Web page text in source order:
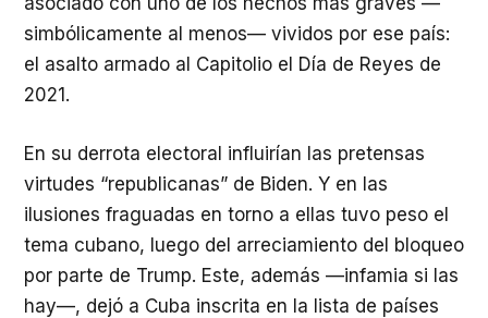
simbólicamente al menos— vividos por ese país:
el asalto armado al Capitolio el Día de Reyes de
2021.
En su derrota electoral influirían las pretensas
virtudes “republicanas” de Biden. Y en las
ilusiones fraguadas en torno a ellas tuvo peso el
tema cubano, luego del arreciamiento del bloqueo
por parte de Trump. Este, además —infamia si las
hay—, dejó a Cuba inscrita en la lista de países